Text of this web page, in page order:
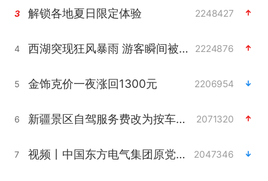
3 解锁各地夏日限定体验 2248427
4 西湖突现狂风暴雨 游客瞬间被浇透 2224876
5 金饰克价一夜涨回1300元 2206954
6 新疆景区自驾服务费改为按车收费 2071320
7 视频丨中国东方电气集团原党组副书记、董事宋致远被查 2047346